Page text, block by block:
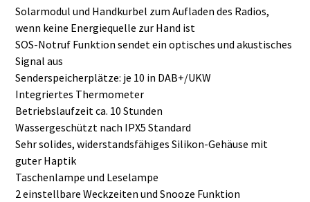
Solarmodul und Handkurbel zum Aufladen des Radios,
wenn keine Energiequelle zur Hand ist
SOS-Notruf Funktion sendet ein optisches und akustisches
Signal aus
Senderspeicherplätze: je 10 in DAB+/UKW
Integriertes Thermometer
Betriebslaufzeit ca. 10 Stunden
Wassergeschützt nach IPX5 Standard
Sehr solides, widerstandsfähiges Silikon-Gehäuse mit
guter Haptik
Taschenlampe und Leselampe
2 einstellbare Weckzeiten und Snooze Funktion